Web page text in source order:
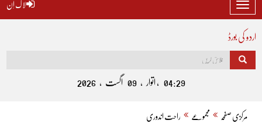
Toggle
اردو کی بورڈ
04:29 , اتوار , 09 اگست , 2026
مرکزی صفحہ مجموعے راحت اندوری